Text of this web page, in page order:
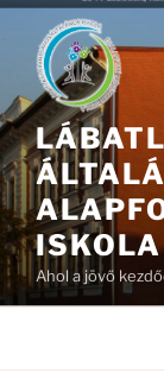
Tartalomhoz
ISKOLA
Ahol a jövő